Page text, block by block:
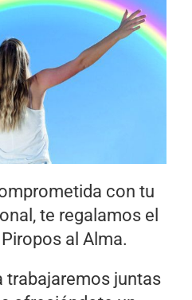
con tu
te regalamos el
al Alma.
trabajaremos juntas